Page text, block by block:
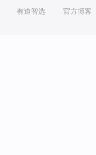
有道智选 官方博客